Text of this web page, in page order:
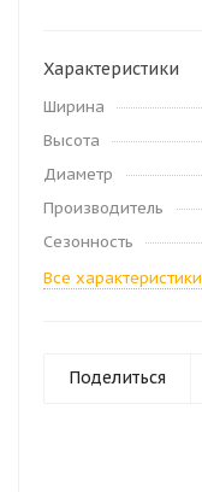
Характеристики
Ширина
Высота
Диаметр
Производитель
Сезонность
Все характеристики
Поделиться